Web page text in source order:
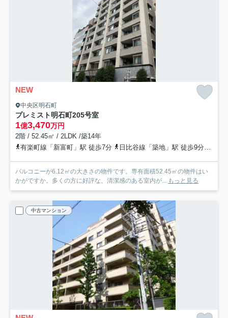
NEW
中央区明石町
プレミスト明石町205号室
1億3,470万円
2階 / 52.45㎡ / 2LDK /築14年
有楽町線「新富町」駅 徒歩7分
日比谷線「築地」駅 徒歩9分
バルコニーが6.12㎡の大きさの物件です。専有面積52.45㎡の物件はい
かがですか。多くの方に好評な、清潔感のある室内が...
もっと見る
中古マンション